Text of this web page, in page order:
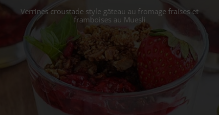
Verrines croustade style gâteau au fromage fraises et
framboises au Muesli